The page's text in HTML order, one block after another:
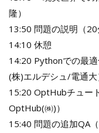
隆）
13:50 問題の説明（20
14:10 休憩
14:20 Pythonでの最
(株)エルデシュ/電通大
15:20 OptHubチュー
OptHub(㈱)）
15:40 問題の追加QA